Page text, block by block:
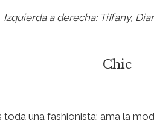
Izquierda a derecha: Tiffany,
Chic
toda una fashionista: ama la